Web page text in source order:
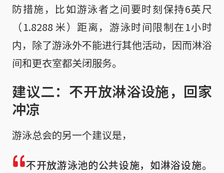
防措施，比如游泳者之间要时刻保持6英尺
（1.8288 米）距离，游泳时间限制在1小时
内，除了游泳外不能进行其他活动，因而淋浴
间和更衣室都关闭服务。
建议二：不开放淋浴设施，回家
冲凉
游泳总会的另一个建议是，
不开放游泳池的公共设施，如淋浴设施。